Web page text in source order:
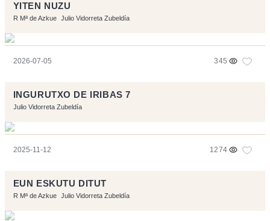
YITEN NUZU
R Mª de Azkue Julio Vidorreta Zubeldía
2026-07-05 345
INGURUTXO DE IRIBAS 7
Julio Vidorreta Zubeldía
2025-11-12 1274
EUN ESKUTU DITUT
R Mª de Azkue Julio Vidorreta Zubeldía